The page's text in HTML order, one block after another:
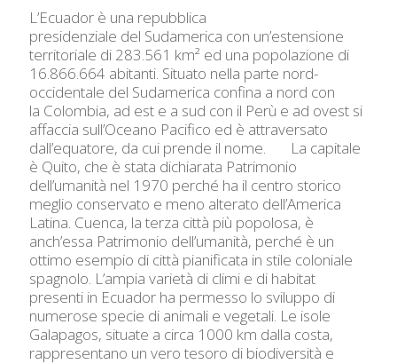
L’Ecuador è una repubblica
presidenziale del Sudamerica con un’estensione
territoriale di 283.561 km² ed una popolazione di
16.866.664 abitanti. Situato nella parte nord-
occidentale del Sudamerica confina a nord con
la Colombia, ad est e a sud con il Perù e ad ovest si
affaccia sull’Oceano Pacifico ed è attraversato
dall’equatore, da cui prende il nome. La capitale
è Quito, che è stata dichiarata Patrimonio
dell’umanità nel 1970 perché ha il centro storico
meglio conservato e meno alterato dell’America
Latina. Cuenca, la terza città più popolosa, è
anch’essa Patrimonio dell’umanità, perché è un
ottimo esempio di città pianificata in stile coloniale
spagnolo. L’ampia varietà di climi e di habitat
presenti in Ecuador ha permesso lo sviluppo di
numerose specie di animali e vegetali. Le isole
Galapagos, situate a circa 1000 km dalla costa,
rappresentano un vero tesoro di biodiversità e